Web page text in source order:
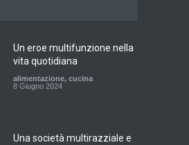
Un eroe multifunzione nella
vita quotidiana
alimentazione, cucina
8 Giugno 2024
Una società multirazziale e